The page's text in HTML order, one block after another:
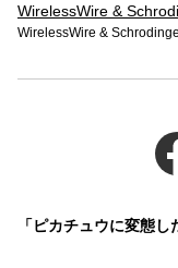
WirelessWire &
WirelessWire &
「ピカチュウに変態